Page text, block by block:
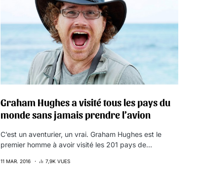
Graham Hughes a visité tous les pays du
monde sans jamais prendre l’avion
C’est un aventurier, un vrai. Graham Hughes est le
premier homme à avoir visité les 201 pays de…
11 MAR. 2016 7,9K VUES